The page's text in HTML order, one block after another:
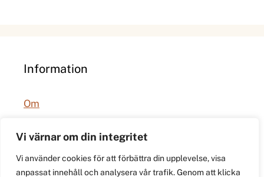
Vi värnar om din integritet
Vi använder cookies för att förbättra din upplevelse, visa
anpassat innehåll och analysera vår trafik. Genom att klicka
Information
Om